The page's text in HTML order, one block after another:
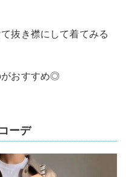
抜き襟にして着てみる
がおすすめ◎
ーデ